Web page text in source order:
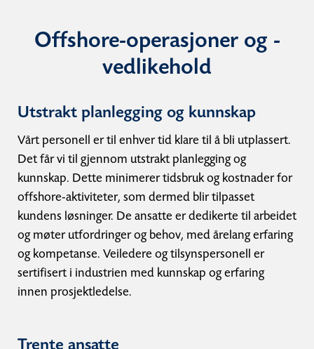
Offshore-operasjoner og -
vedlikehold
Utstrakt planlegging og kunnskap
Vårt personell er til enhver tid klare til å bli utplassert.
Det får vi til gjennom utstrakt planlegging og
kunnskap. Dette minimerer tidsbruk og kostnader for
offshore-aktiviteter, som dermed blir tilpasset
kundens løsninger. De ansatte er dedikerte til arbeidet
og møter utfordringer og behov, med årelang erfaring
og kompetanse. Veiledere og tilsynspersonell er
sertifisert i industrien med kunnskap og erfaring
innen prosjektledelse.
Trente ansatte